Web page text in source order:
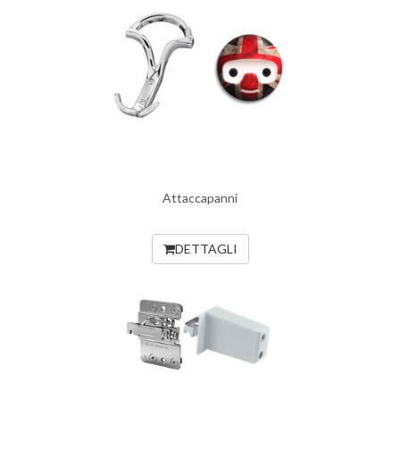
Attaccapanni
DETTAGLI